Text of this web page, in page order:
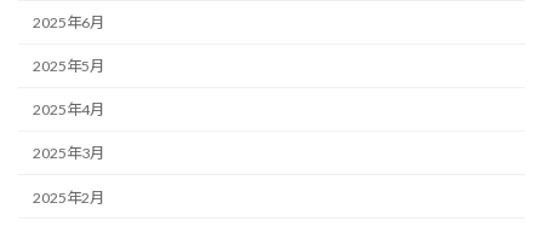
2025年6月
2025年5月
2025年4月
2025年3月
2025年2月